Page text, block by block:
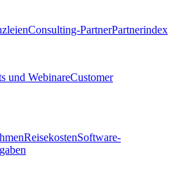
Consulting-PartnerPartnerindex
und WebinareCustomer
ReisekostenSoftware-